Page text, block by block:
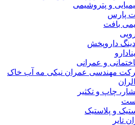
و پتروشیمی
پارس
بافت
داروپخش
و عمرانی
مهندسی عمران نیکی مه آب خاک
چاپ و تکثير
و پلاستیک
تایر